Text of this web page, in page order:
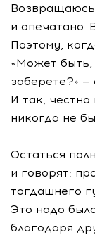
и опечатано.
Поэтому,
«Может быть,
заберете?» —
И так, честно
никогда не
Остаться
и говорят:
тогдашнего
Это надо
благодаря